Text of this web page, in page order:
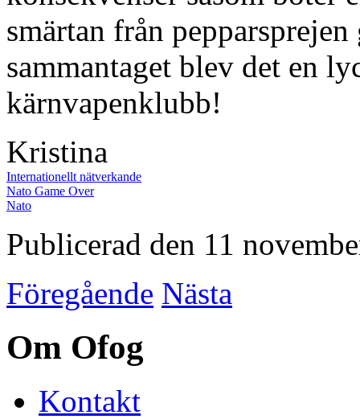
smärtan från
sammantaget blev det en
kärnvapenklubb!
Kristina
Internationellt nätverkande
Nato Game Over
Nato
Publicerad den 11
Föregående Nästa
Om Ofog
Kontakt